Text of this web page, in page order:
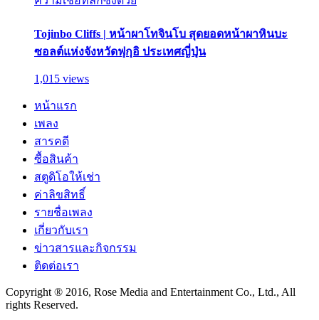
Tojinbo Cliffs | หน้าผาโทจินโบ สุดยอดหน้าผาหินบะ
ซอลต์แห่งจังหวัดฟุกุอิ ประเทศญี่ปุ่น
1,015 views
หน้าแรก
เพลง
สารคดี
ซื้อสินค้า
สตูดิโอให้เช่า
ค่าลิขสิทธิ์
รายชื่อเพลง
เกี่ยวกับเรา
ข่าวสารและกิจกรรม
ติดต่อเรา
Copyright ® 2016, Rose Media and Entertainment Co., Ltd., All
rights Reserved.